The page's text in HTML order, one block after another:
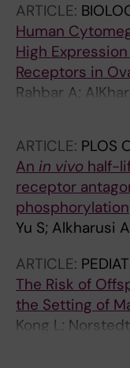
ARTICLE:
Human
High
Receptors in
Rahbar A;
Kostopoulou
AF; Soderberg-
ARTICLE: PLOS
An in vivo half-
receptor
phosphorylation
Yu S; Alkharusi
ARTICLE:
The Risk of
the Setting of
Kong L;